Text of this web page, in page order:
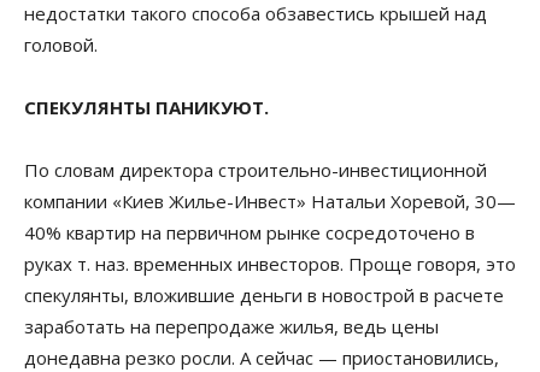
недостатки такого способа обзавестись крышей над
головой.
СПЕКУЛЯНТЫ ПАНИКУЮТ.
По словам директора строительно-инвестиционной
компании «Киев Жилье-Инвест» Натальи Хоревой, 30—
40% квартир на первичном рынке сосредоточено в
руках т. наз. временных инвесторов. Проще говоря, это
спекулянты, вложившие деньги в новострой в расчете
заработать на перепродаже жилья, ведь цены
донедавна резко росли. А сейчас — приостановились,